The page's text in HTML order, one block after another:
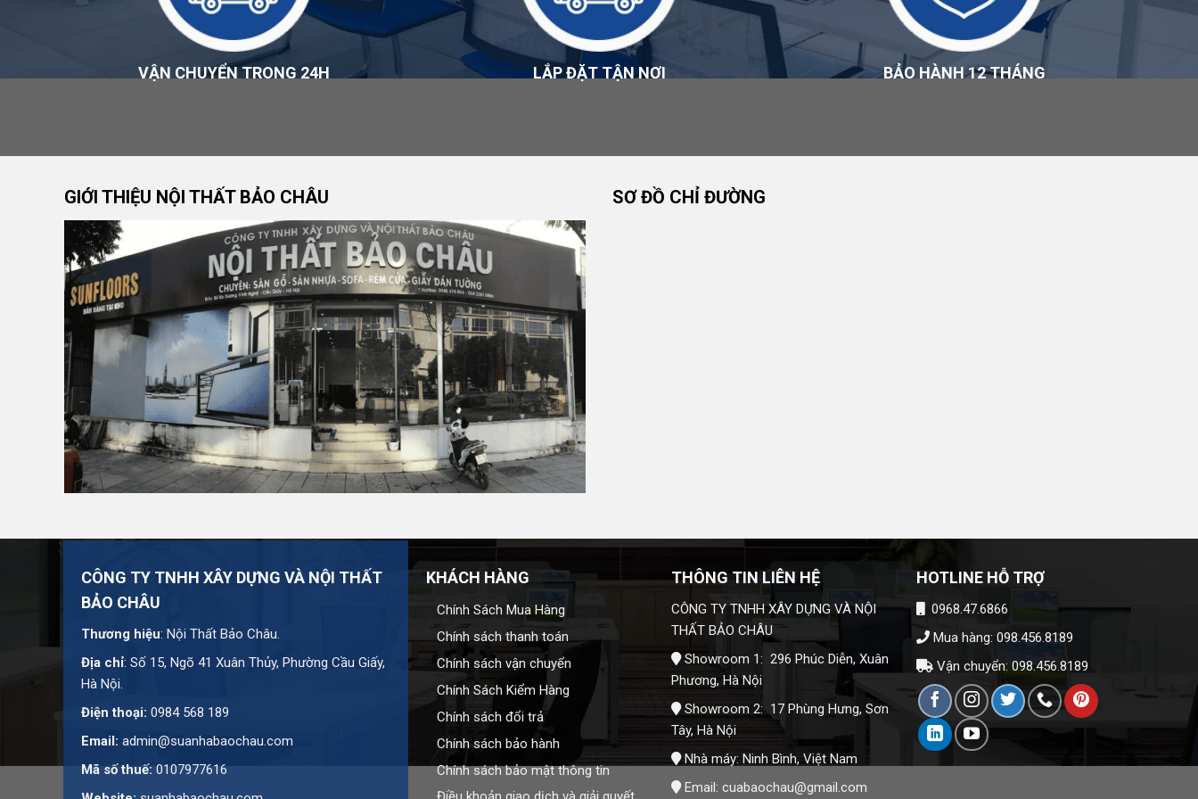
Sản phẩm được xem xét đổi trả nếu đáp ứng các điều kiện được công bố tạiChính sách đổi trả và hoàn tiền
Chính Sách Bảo Hành
CÔNG TY TNHH XÂY DỰNG VÀ NỘI THẤT BẢO CHÂU
Thương hiệu:Nội Thất Bảo Châu
Mã số thuế: 0107977616
Địa chỉ: Số 15, Ngõ 41 Xuân Thủy, Phường Cầu Giấy, Hà Nội
Hotline:0984 568 189
Email:
admin@suanhabaochau.com
Website:suanhabaochau.com
Bạn cần tư vấn thêm về sản phẩm này?Liên hệ với Bảo Châuđể được báo giá và hỗ trợ chi tiết.
VẬN CHUYỂN TRONG 24H LẮP ĐẶT TẬN NƠI BẢO HÀNH 12 THÁNG
GIỚI THIỆU NỘI THẤT BẢO CHÂU SƠ ĐỒ CHỈ ĐƯỜNG
CÔNG TY TNHH XÂY DỰNG VÀ NỘI THẤT
BẢO CHÂU
Thương hiệu: Nội Thất Bảo Châu.
Địa chỉ: Số 15, Ngõ 41 Xuân Thủy, Phường Cầu Giấy,
Hà Nội.
Điện thoại: 0984 568 189
Email: admin@suanhabaochau.com
Mã số thuế: 0107977616
KHÁCH HÀNG
Chính Sách Mua Hàng
Chính sách thanh toán
Chính sách vận chuyển
Chính Sách Kiểm Hàng
Chính sách đổi trả
Chính sách bảo hành
Chính sách bảo mật thông tin
THÔNG TIN LIÊN HỆ
CÔNG TY TNHH XÂY DỰNG VÀ NỘI
THẤT BẢO CHÂU
Showroom 1: 296 Phúc Diễn, Xuân
Phương, Hà Nội
Showroom 2: 17 Phùng Hưng, Sơn
Tây, Hà Nội
Nhà máy: Ninh Bình, Việt Nam
Email: cuabaochau@gmail.com
HOTLINE HỖ TRỢ
0968.47.6866
Mua hàng: 098.456.8189
Vận chuyển: 098.456.8189